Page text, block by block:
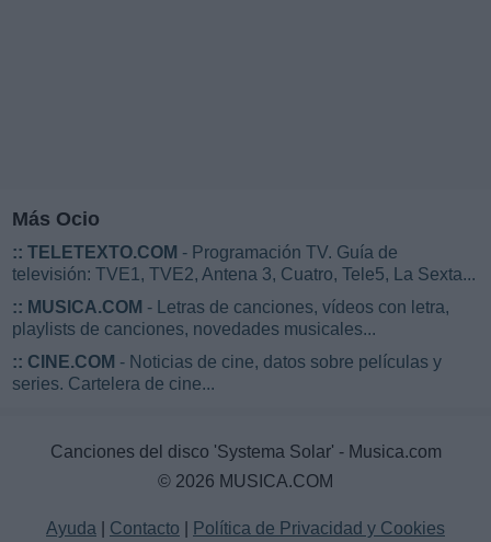
Más Ocio
:: TELETEXTO.COM - Programación TV. Guía de
televisión: TVE1, TVE2, Antena 3, Cuatro, Tele5, La Sexta...
:: MUSICA.COM - Letras de canciones, vídeos con letra,
playlists de canciones, novedades musicales...
:: CINE.COM - Noticias de cine, datos sobre películas y
series. Cartelera de cine...
Canciones del disco 'Systema Solar' - Musica.com
© 2026 MUSICA.COM
Ayuda Contacto Política de Privacidad y Cookies